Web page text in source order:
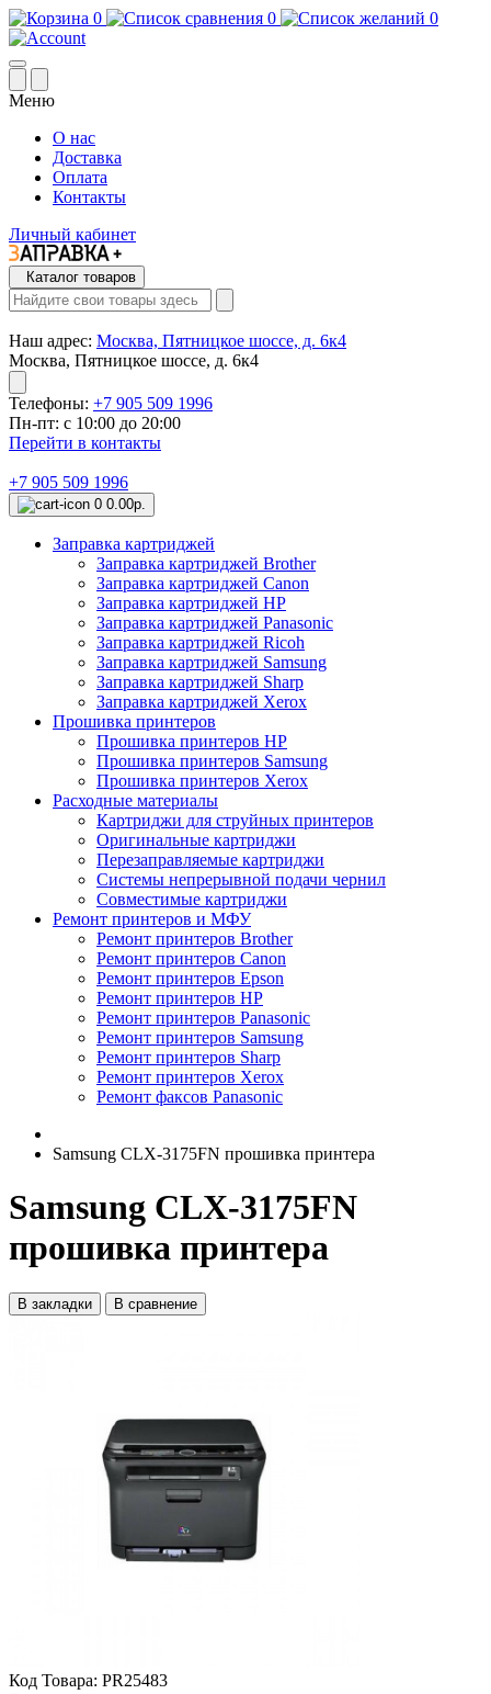
0 0 0
Меню
О нас
Доставка
Оплата
Контакты
Личный кабинет
Каталог товаров
Наш адрес: Москва, Пятницкое шоссе, д. 6к4
Москва, Пятницкое шоссе, д. 6к4
Телефоны: +7 905 509 1996
Пн-пт: с 10:00 до 20:00
Перейти в контакты
+7 905 509 1996
0 0.00р.
Заправка картриджей
Заправка картриджей Brother
Заправка картриджей Canon
Заправка картриджей HP
Заправка картриджей Panasonic
Заправка картриджей Ricoh
Заправка картриджей Samsung
Заправка картриджей Sharp
Заправка картриджей Xerox
Прошивка принтеров
Прошивка принтеров HP
Прошивка принтеров Samsung
Прошивка принтеров Xerox
Расходные материалы
Картриджи для струйных принтеров
Оригинальные картриджи
Перезаправляемые картриджи
Системы непрерывной подачи чернил
Совместимые картриджи
Ремонт принтеров и МФУ
Ремонт принтеров Brother
Ремонт принтеров Canon
Ремонт принтеров Epson
Ремонт принтеров HP
Ремонт принтеров Panasonic
Ремонт принтеров Samsung
Ремонт принтеров Sharp
Ремонт принтеров Xerox
Ремонт факсов Panasonic
Samsung CLX-3175FN прошивка принтера
Samsung CLX-3175FN
прошивка принтера
В закладки В сравнение
Код Товара: PR25483